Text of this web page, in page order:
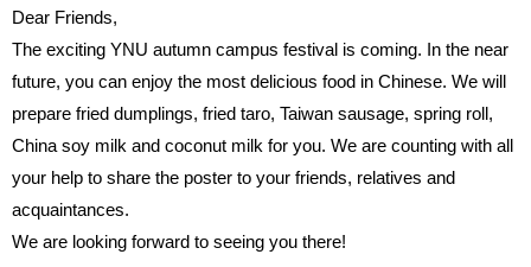
Dear Friends,
The exciting YNU autumn campus festival is coming. In the near
future, you can enjoy the most delicious food in Chinese. We will
prepare fried dumplings, fried taro, Taiwan sausage, spring roll,
China soy milk and coconut milk for you. We are counting with all
your help to share the poster to your friends, relatives and
acquaintances.
We are looking forward to seeing you there!